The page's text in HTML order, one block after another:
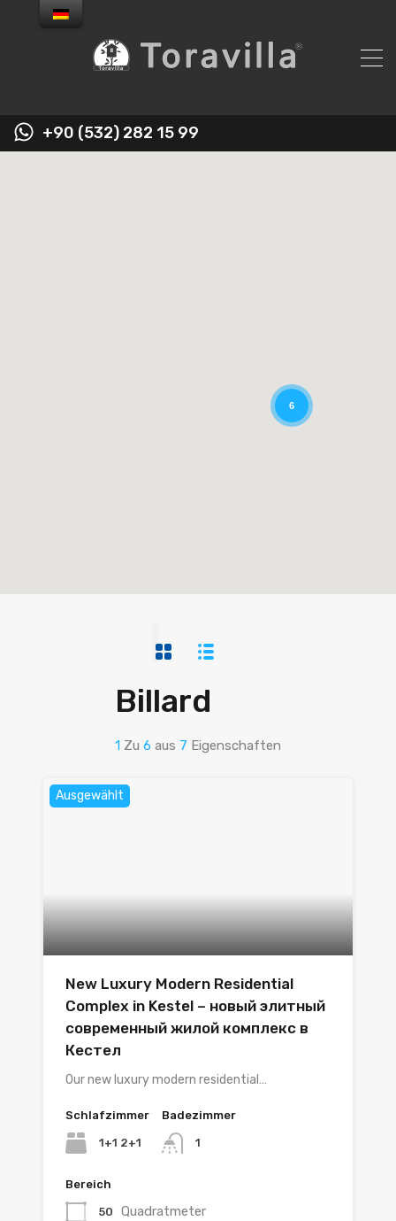
+90 (532) 282 15 99
6
Billard
1 Zu 6 aus 7 Eigenschaften
Ausgewählt
New Luxury Modern Residential
Complex in Kestel – новый элитный
современный жилой комплекс в
Кестел
Our new luxury modern residential…
Schlafzimmer
1+1 2+1
Badezimmer
1
Bereich
50 Quadratmeter